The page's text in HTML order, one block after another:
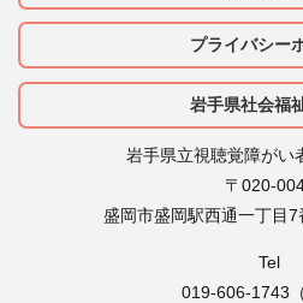
プライバシー
岩手県社会福
岩手県立視聴覚障がい
〒020-
盛岡市盛岡駅西通一丁目7
Tel
019-606-1743（